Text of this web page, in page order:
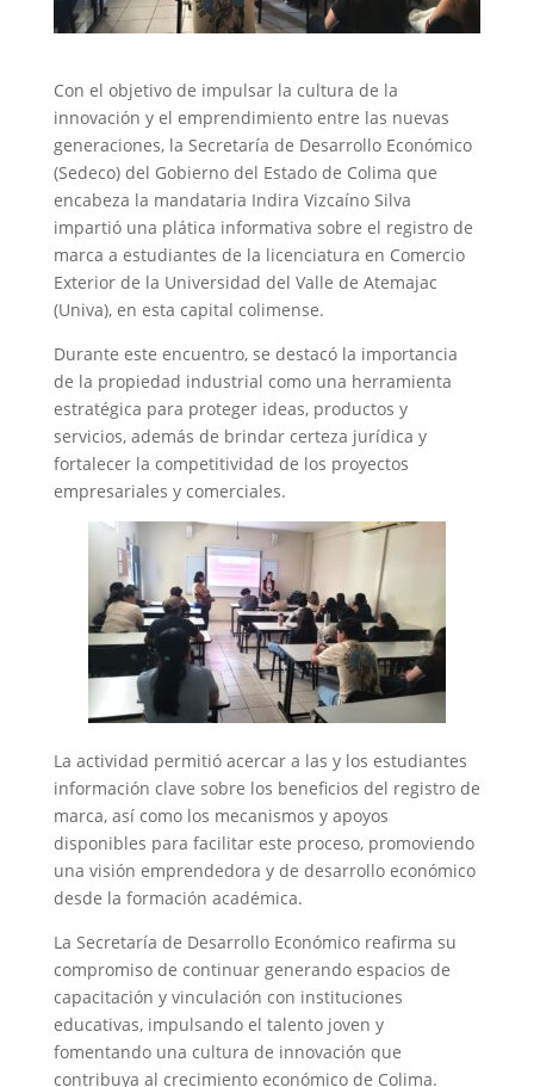
Con el objetivo de impulsar la cultura de la
innovación y el emprendimiento entre las nuevas
generaciones, la Secretaría de Desarrollo Económico
(Sedeco) del Gobierno del Estado de Colima que
encabeza la mandataria Indira Vizcaíno Silva
impartió una plática informativa sobre el registro de
marca a estudiantes de la licenciatura en Comercio
Exterior de la Universidad del Valle de Atemajac
(Univa), en esta capital colimense.
Durante este encuentro, se destacó la importancia
de la propiedad industrial como una herramienta
estratégica para proteger ideas, productos y
servicios, además de brindar certeza jurídica y
fortalecer la competitividad de los proyectos
empresariales y comerciales.
La actividad permitió acercar a las y los estudiantes
información clave sobre los beneficios del registro de
marca, así como los mecanismos y apoyos
disponibles para facilitar este proceso, promoviendo
una visión emprendedora y de desarrollo económico
desde la formación académica.
La Secretaría de Desarrollo Económico reafirma su
compromiso de continuar generando espacios de
capacitación y vinculación con instituciones
educativas, impulsando el talento joven y
fomentando una cultura de innovación que
contribuya al crecimiento económico de Colima.